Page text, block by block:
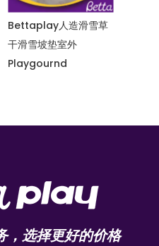
Bettaplay人造滑雪草
干滑雪坡度室外
Playgournd
，选择更好的价格